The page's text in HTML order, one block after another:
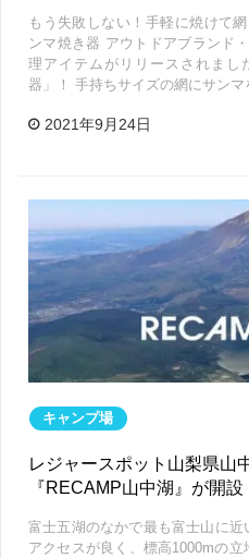
もう失敗しない！手軽に焼けて
ンマ焼き器 アウトドアブランド
理アイテムがリリースされまし
器」！ 手持ちサイズの網にサン
2021年9月24日
キャンプ場
レジャースポット山梨県山
『RECAMP山中湖』が開設
富士五湖のなかで最も富士山に
アクセスが良く、標高1000mの